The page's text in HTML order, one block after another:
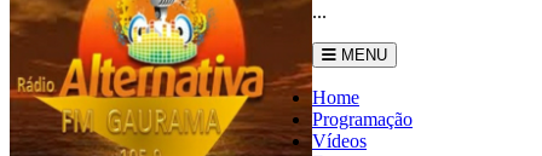
...
MENU
Home
Programação
Vídeos